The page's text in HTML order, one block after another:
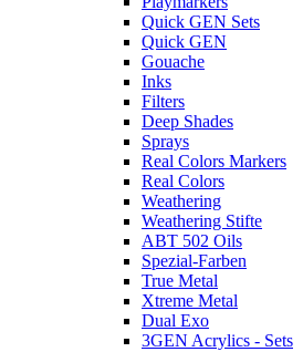
Quick GEN Sets
Quick GEN
Gouache
Inks
Filters
Deep Shades
Sprays
Real Colors Markers
Real Colors
Weathering
Weathering Stifte
ABT 502 Oils
Spezial-Farben
True Metal
Xtreme Metal
Dual Exo
3GEN Acrylics - Sets